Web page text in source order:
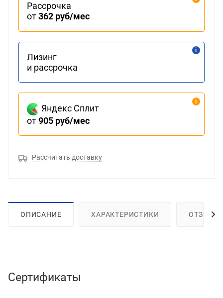
Рассрочка
от362 руб/мес
Лизинг
и рассрочка
Яндекс Сплит
от905 руб/мес
Рассчитать доставку
ОПИСАНИЕ ХАРАКТЕРИСТИКИ ОТЗЫВЫ
Сертификаты